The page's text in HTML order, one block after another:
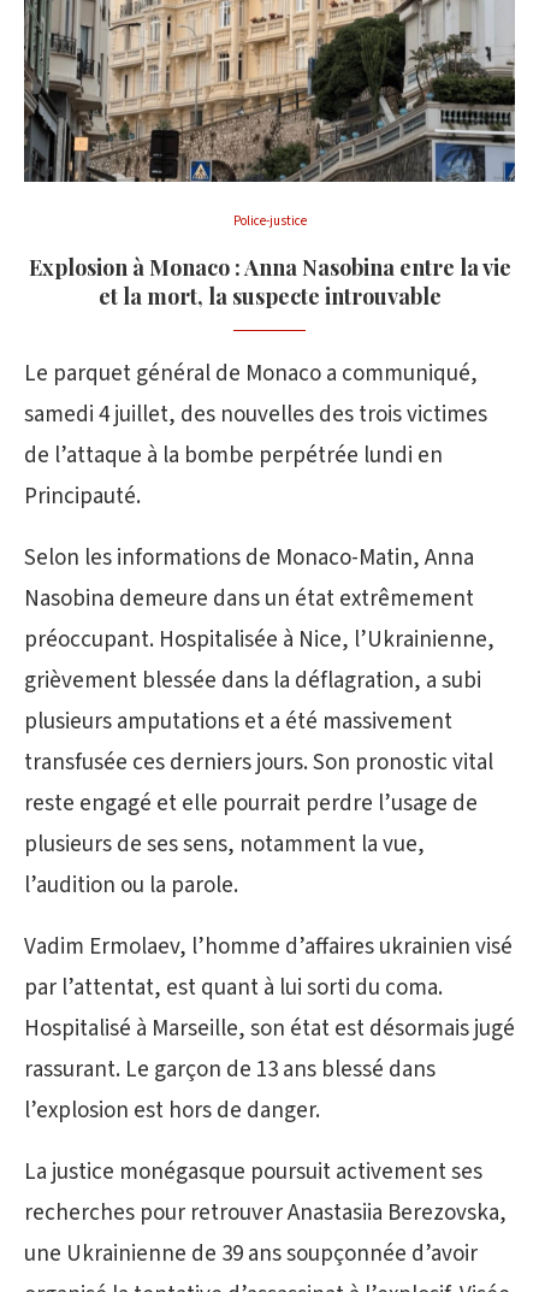
Police-justice
Explosion à Monaco : Anna Nasobina entre la vie
et la mort, la suspecte introuvable
Le parquet général de Monaco a communiqué,
samedi 4 juillet, des nouvelles des trois victimes
de l’attaque à la bombe perpétrée lundi en
Principauté.
Selon les informations de Monaco-Matin, Anna
Nasobina demeure dans un état extrêmement
préoccupant. Hospitalisée à Nice, l’Ukrainienne,
grièvement blessée dans la déflagration, a subi
plusieurs amputations et a été massivement
transfusée ces derniers jours. Son pronostic vital
reste engagé et elle pourrait perdre l’usage de
plusieurs de ses sens, notamment la vue,
l’audition ou la parole.
Vadim Ermolaev, l’homme d’affaires ukrainien visé
par l’attentat, est quant à lui sorti du coma.
Hospitalisé à Marseille, son état est désormais jugé
rassurant. Le garçon de 13 ans blessé dans
l’explosion est hors de danger.
La justice monégasque poursuit activement ses
recherches pour retrouver Anastasiia Berezovska,
une Ukrainienne de 39 ans soupçonnée d’avoir